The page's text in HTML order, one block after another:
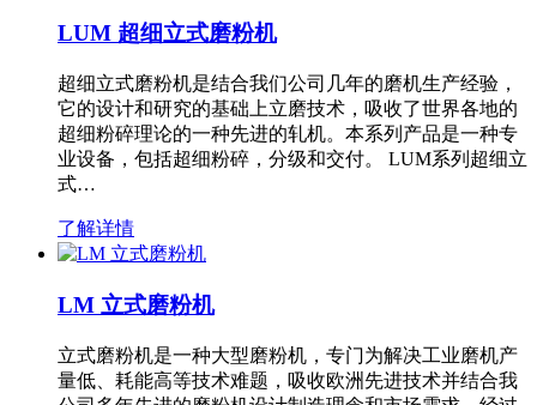
LUM 超细立式磨粉机
超细立式磨粉机是结合我们公司几年的磨机生产经验，
它的设计和研究的基础上立磨技术，吸收了世界各地的
超细粉碎理论的一种先进的轧机。本系列产品是一种专
业设备，包括超细粉碎，分级和交付。 LUM系列超细立
式…
了解详情
LM 立式磨粉机
立式磨粉机是一种大型磨粉机，专门为解决工业磨机产
量低、耗能高等技术难题，吸收欧洲先进技术并结合我